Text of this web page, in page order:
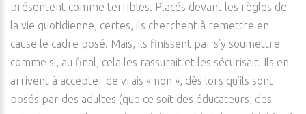
présentent comme terribles. Placés devant les règles de
la vie quotidienne, certes, ils cherchent à remettre en
cause le cadre posé. Mais, ils finissent par s’y soumettre
comme si, au final, cela les rassurait et les sécurisait. Ils en
arrivent à accepter de vrais « non », dès lors qu’ils sont
posés par des adultes (que ce soit des éducateurs, des